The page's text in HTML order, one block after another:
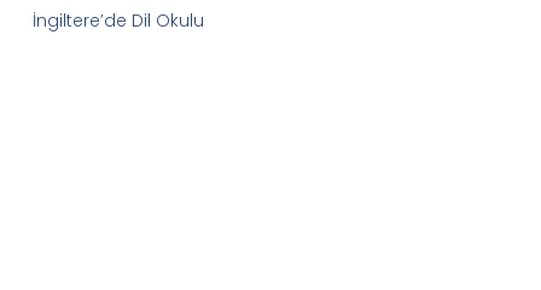
İngiltere’de Dil Okulu